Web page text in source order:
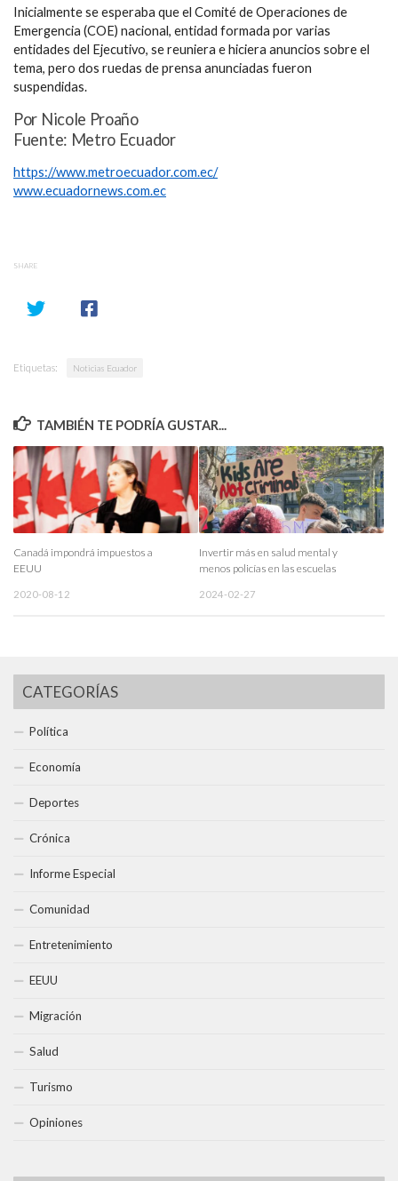
Inicialmente se esperaba que el Comité de Operaciones de
Emergencia (COE) nacional , entidad formada por varias
entidades del Ejecutivo, se reuniera e hiciera anuncios sobre el
tema, pero dos ruedas de prensa anunciadas fueron
suspendidas.
Por Nicole Proaño
Fuente: Metro Ecuador
https://www.metroecuador.com.ec/
www.ecuadornews.com.ec
SHARE
Etiquetas: Noticias Ecuador
TAMBIÉN TE PODRÍA GUSTAR...
Canadá impondrá impuestos a
EEUU
2020-08-12
Invertir más en salud mental y
menos policías en las escuelas
2024-02-27
CATEGORÍAS
Política
Economía
Deportes
Crónica
Informe Especial
Comunidad
Entretenimiento
EEUU
Migración
Salud
Turismo
Opiniones